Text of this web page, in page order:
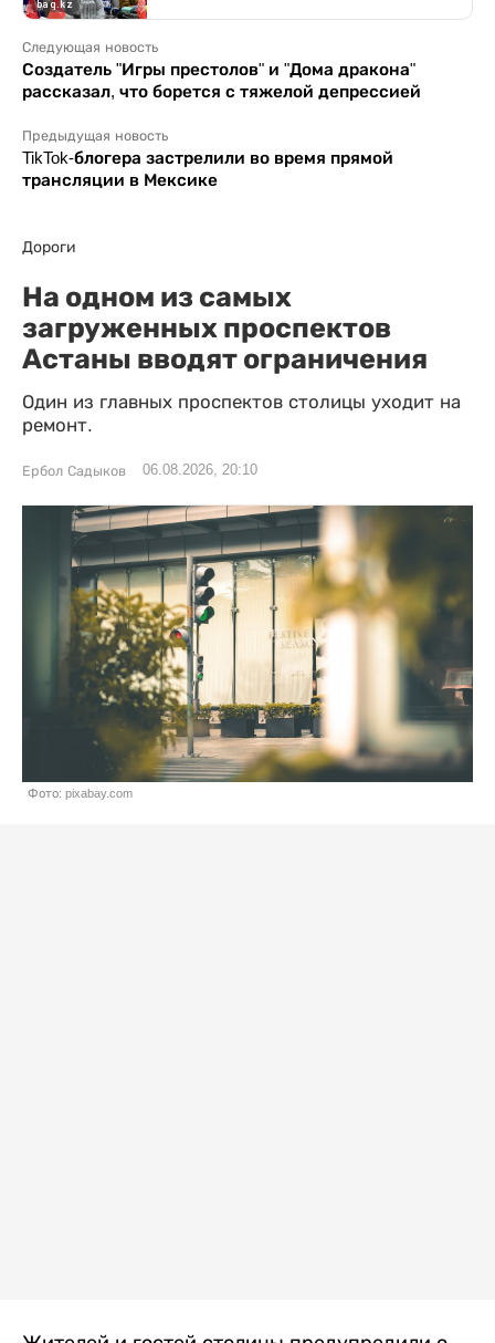
Следующая новость
Создатель "Игры престолов" и "Дома дракона"
рассказал, что борется с тяжелой депрессией
Предыдущая новость
TikTok-блогера застрелили во время прямой
трансляции в Мексике
Дороги
На одном из самых
загруженных проспектов
Астаны вводят ограничения
Один из главных проспектов столицы уходит на
ремонт.
Ербол Садыков 06.08.2026, 20:10
Фото: pixabay.com